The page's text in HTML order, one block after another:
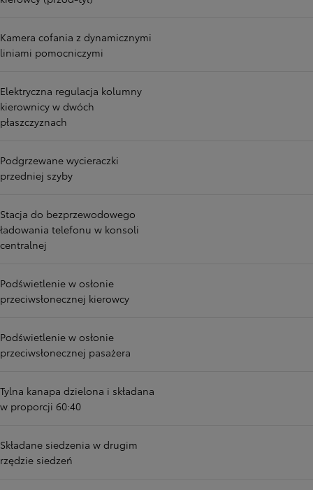
Kamera cofania z dynamicznymi
liniami pomocniczymi
Elektryczna regulacja kolumny
kierownicy w dwóch
płaszczyznach
Podgrzewane wycieraczki
przedniej szyby
Stacja do bezprzewodowego
ładowania telefonu w konsoli
centralnej
Podświetlenie w osłonie
przeciwsłonecznej kierowcy
Podświetlenie w osłonie
przeciwsłonecznej pasażera
Tylna kanapa dzielona i składana
w proporcji 60:40
Składane siedzenia w drugim
rzędzie siedzeń